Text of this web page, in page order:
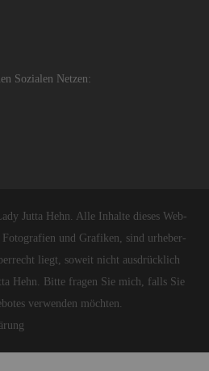
So­zia­len Net­zen:
Jutta Hehn. Alle In­hal­te die­ses Web­
Fo­to­gra­fi­en und Gra­fi­ken, sind ur­he­ber­
liegt, so­weit nicht aus­drück­lich
Hehn. Bitte fra­gen Sie mich, falls Sie
ver­wen­den möch­ten.